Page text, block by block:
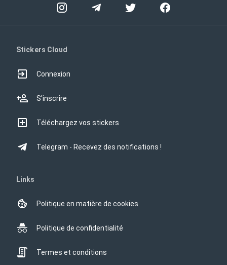
Stickers Cloud
Connexion
S'inscrire
Téléchargez vos stickers
Telegram - Recevez des notifications !
Links
Politique en matière de cookies
Politique de confidentialité
Termes et conditions